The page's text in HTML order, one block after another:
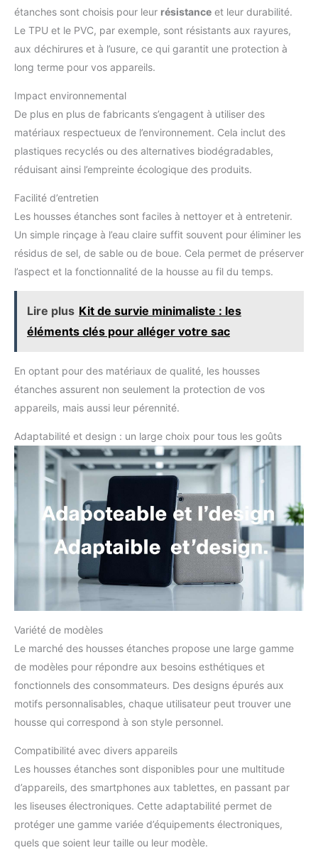
étanches sont choisis pour leur résistance et leur durabilité.
Le TPU et le PVC, par exemple, sont résistants aux rayures,
aux déchirures et à l’usure, ce qui garantit une protection à
long terme pour vos appareils.
Impact environnemental
De plus en plus de fabricants s’engagent à utiliser des
matériaux respectueux de l’environnement. Cela inclut des
plastiques recyclés ou des alternatives biodégradables,
réduisant ainsi l’empreinte écologique des produits.
Facilité d’entretien
Les housses étanches sont faciles à nettoyer et à entretenir.
Un simple rinçage à l’eau claire suffit souvent pour éliminer les
résidus de sel, de sable ou de boue. Cela permet de préserver
l’aspect et la fonctionnalité de la housse au fil du temps.
Lire plus Kit de survie minimaliste : les
éléments clés pour alléger votre sac
En optant pour des matériaux de qualité, les housses
étanches assurent non seulement la protection de vos
appareils, mais aussi leur pérennité.
Adaptabilité et design : un large choix pour tous les goûts
Variété de modèles
Le marché des housses étanches propose une large gamme
de modèles pour répondre aux besoins esthétiques et
fonctionnels des consommateurs. Des designs épurés aux
motifs personnalisables, chaque utilisateur peut trouver une
housse qui correspond à son style personnel.
Compatibilité avec divers appareils
Les housses étanches sont disponibles pour une multitude
d’appareils, des smartphones aux tablettes, en passant par
les liseuses électroniques. Cette adaptabilité permet de
protéger une gamme variée d’équipements électroniques,
quels que soient leur taille ou leur modèle.